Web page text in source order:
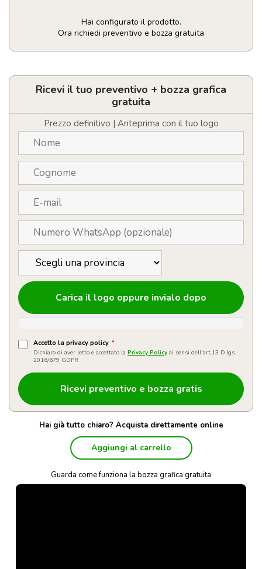
Hai configurato il prodotto.
Ora richiedi preventivo e bozza gratuita
Asciugamano
microfibra
personalizzabile
quantità
Ricevi il tuo preventivo + bozza grafica
gratuita
Prezzo definitivo | Anteprima con il tuo logo
Carica il logo oppure invialo dopo
Accetto la privacy policy *
Dichiaro di aver letto e accettato la Privacy Policy ai sensi dell'art.13 D.lgs
2016/679 GDPR
Hai già tutto chiaro? Acquista direttamente online
Aggiungi al carrello
Guarda come funziona la bozza grafica gratuita